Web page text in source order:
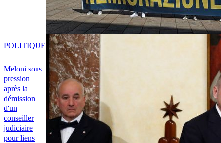
Meloni sous
pression
après la
démission
d'un
conseiller
judiciaire
pour liens
POLITIQUE